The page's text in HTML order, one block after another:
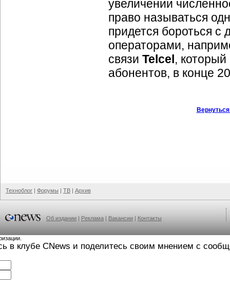
увеличении
право называться
придется бороться
операторами,
связи Telcel,
абонентов, в конце
Техноблог | Форумы | ТВ | Архив
Об издании | Реклама | Вакансии | Контакты
в клубе CNews и поделитесь своим мнением с